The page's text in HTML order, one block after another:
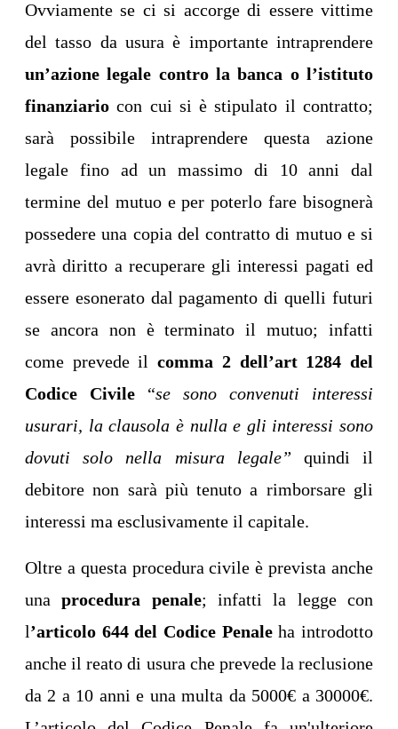
Ovviamente se ci si accorge di essere vittime
del tasso da usura è importante intraprendere
un’azione legale contro la banca o l’istituto
finanziariocon cui si è stipulato il contratto;
sarà possibile intraprendere questa azione
legale fino ad un massimo di 10 anni dal
termine del mutuo e per poterlo fare bisognerà
possedere una copia del contratto di mutuo e si
avrà diritto a recuperare gli interessi pagati ed
essere esonerato dal pagamento di quelli futuri
se ancora non è terminato il mutuo; infatti
come prevede il comma 2 dell’art 1284 del
Codice Civile “se sono convenuti interessi
usurari, la clausola è nulla e gli interessi sono
dovuti solo nella misura legale” quindi il
debitore non sarà più tenuto a rimborsare gli
interessi ma esclusivamente il capitale.
Oltre a questa procedura civile è prevista anche
unaprocedura penale; infatti la legge con
l’articolo 644 del Codice Penaleha introdotto
anche il reato di usura che prevede la reclusione
da 2 a 10 anni e una multa da 5000€ a 30000€.